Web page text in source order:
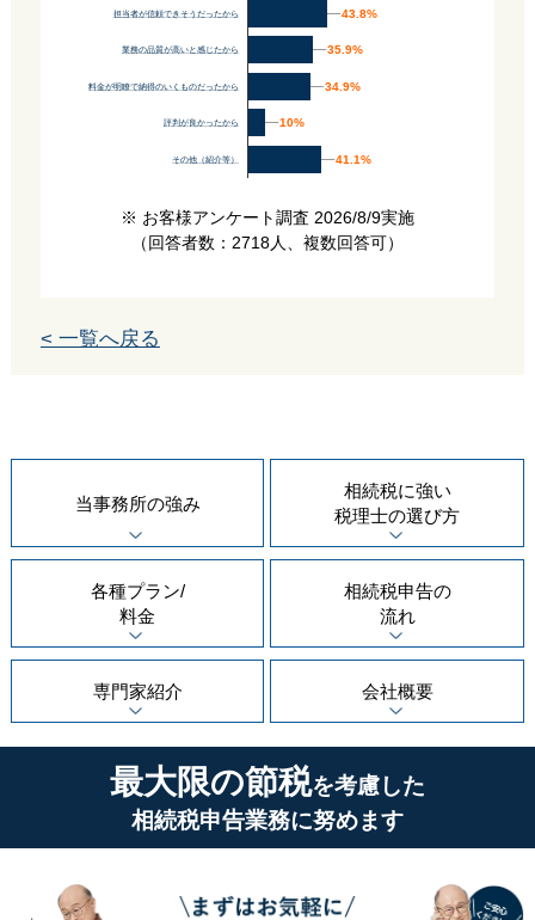
担当者が信頼できそうだったから
業務の品質が高いと感じたから
料金が明瞭で納得のいくものだったから
評判が良かったから
その他（紹介等）
43.8%
43.8%
35.9%
35.9%
34.9%
34.9%
10%
10%
41.1%
41.1%
※ お客様アンケート調査 2026/8/9実施
（回答者数：2718人、複数回答可）
< 一覧へ戻る
当事務所の強み
相続税に強い
税理士の選び方
各種プラン/
料金
相続税申告の
流れ
専門家紹介 会社概要
最大限の節税を考慮した
相続税申告業務に努めます